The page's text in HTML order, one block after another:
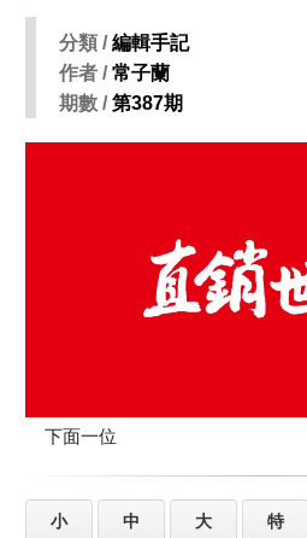
分類 /編輯手記
作者 /常子蘭
期數 /第387期
下面一位
小 中 大 特